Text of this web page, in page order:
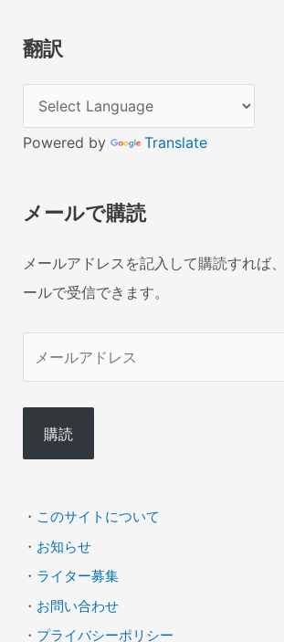
翻訳
Powered by Translate
メールで購読
メールアドレスを記入して購読すれば
ールで受信できます。
ル
ド
ス
購読
・ このサイトについて
・ お知らせ
・ ライター募集
・ お問い合わせ
・ プライバシーポリシー